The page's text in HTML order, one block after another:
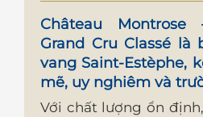
Château
Grand Cru Classé là
vang Saint-Estèphe,
mẽ, uy nghiêm và
Với chất lượng ổn